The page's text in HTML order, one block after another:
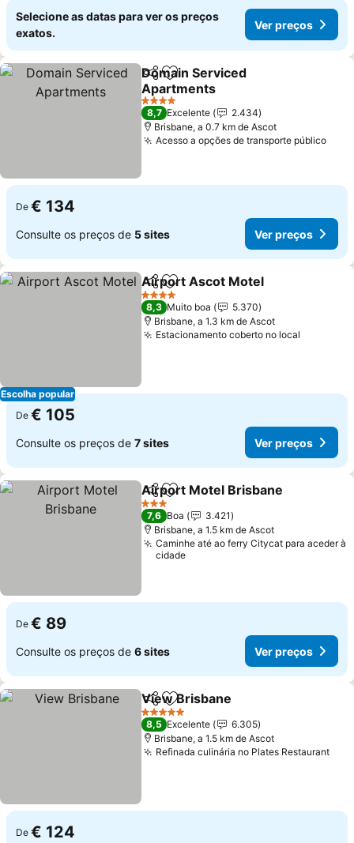
Selecione as datas para ver os preços
exatos.
Ver preços
PartilharAdicionar aos favoritos
Domain Serviced
Apartments
4 Estrelas
8,7 Excelente
2.434
Brisbane, a 0.7 km de Ascot
Acesso a opções de transporte público
De € 134
Consulte os preços de 5 sites Ver preços
Escolha popular
PartilharAdicionar aos favoritos
Airport Ascot Motel
4 Estrelas
8,3 Muito boa
5.370
Brisbane, a 1.3 km de Ascot
Estacionamento coberto no local
De € 105
Consulte os preços de 7 sites Ver preços
PartilharAdicionar aos favoritos
Airport Motel Brisbane
3 Estrelas
7,6 Boa
3.421
Brisbane, a 1.5 km de Ascot
Caminhe até ao ferry Citycat para aceder à
cidade
De € 89
Consulte os preços de 6 sites Ver preços
PartilharAdicionar aos favoritos
View Brisbane
5 Estrelas
8,5 Excelente
6.305
Brisbane, a 1.5 km de Ascot
Refinada culinária no Plates Restaurant
De € 124